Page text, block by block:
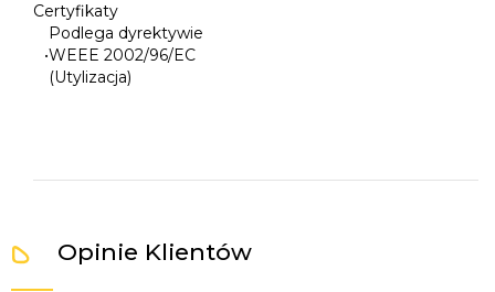
Certyfikaty
•
Podlega dyrektywie
WEEE 2002/96/EC
(Utylizacja)
Opinie Klientów